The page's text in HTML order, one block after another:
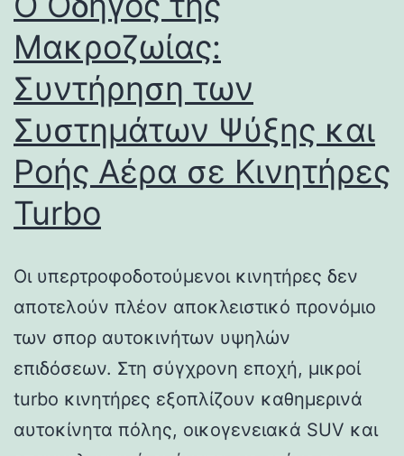
Μακροζωίας:
Συντήρηση των
Συστημάτων Ψύξης και
Ροής Αέρα σε Κινητήρες
Turbo
Οι υπερτροφοδοτούμενοι κινητήρες δεν
αποτελούν πλέον αποκλειστικό προνόμιο
των σπορ αυτοκινήτων υψηλών
επιδόσεων. Στη σύγχρονη εποχή, μικροί
turbo κινητήρες εξοπλίζουν καθημερινά
αυτοκίνητα πόλης, οικογενειακά SUV και